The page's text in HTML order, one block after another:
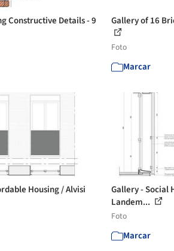
Constructive Details - 9 Gallery of 16
Foto
Marcar
Housing / Alvisi
Gallery - Social
Landem...
Foto
Marcar